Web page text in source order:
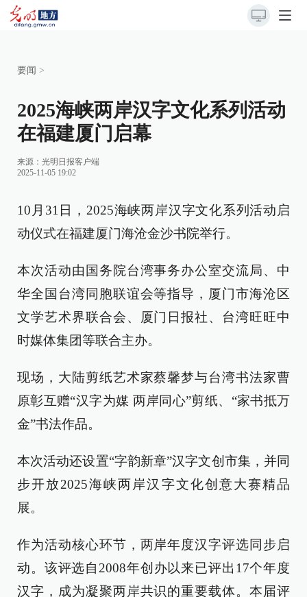
要闻 >
2025海峡两岸汉字文化系列活动
在福建厦门启幕
来源： 光明日报客户端
2025-11-05 19:02
10月31日，2025海峡两岸汉字文化系列活动启
动仪式在福建厦门海沧金沙书院举行。
本次活动由国务院台湾事务办公室交流局、中
华全国台湾同胞联谊会等指导，厦门市海沧区
文学艺术界联合会、厦门日报社、台湾旺旺中
时媒体集团等联合主办。
现场，大陆剪纸艺术家蔡馨梦与台湾书法家曹
原彰互赠“汉字为媒 两岸同心”剪纸、“家书抵万
金”书法作品。
本次活动还设置“字韵新章”汉字文创市集，并同
步开放2025海峡两岸汉字文化创意大赛精品
展。
作为活动核心环节，两岸年度汉字评选同步启
动。该评选自2008年创办以来已评出17个年度
汉字，成为凝聚两岸共识的重要载体。本届评